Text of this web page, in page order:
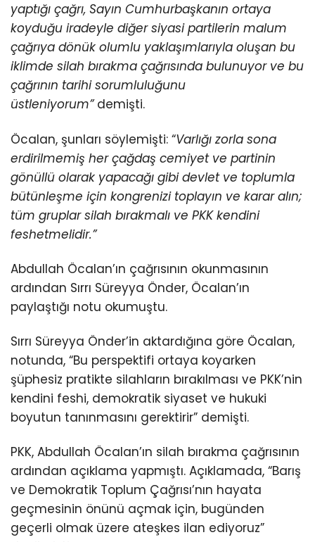
yaptığı çağrı, Sayın Cumhurbaşkanın ortaya
koyduğu iradeyle diğersiyasi partilerin malum
çağrıya dönük olumlu yaklaşımlarıyla oluşan bu
iklimde silah bırakma çağrısında bulunuyor ve bu
çağrının tarihi sorumluluğunu
üstleniyorum”demişti.
Öcalan, şunları söylemişti: “Varlığı zorla sona
erdirilmemiş her çağdaş cemiyet ve partinin
gönüllü olarak yapacağı gibidevlet ve toplumla
bütünleşme için kongrenizi toplayın ve karar alın;
tüm gruplar silah bırakmalı ve PKK kendini
feshetmelidir.”
Abdullah Öcalan’ın çağrısının okunmasının
ardından Sırrı Süreyya Önder, Öcalan’ın
paylaştığı notu okumuştu.
Sırrı Süreyya Önder’in aktardığına göre Öcalan,
notunda, “Bu perspektifi ortaya koyarken
şüphesiz pratikte silahların bırakılması ve PKK’nin
kendini feshi, demokratik siyaset ve hukuki
boyutun tanınmasını gerektirir” demişti.
PKK, Abdullah Öcalan’ın silah bırakma çağrısının
ardından açıklama yapmıştı. Açıklamada, “Barış
ve Demokratik Toplum Çağrısı’nın hayata
geçmesinin önünü açmak için, bugünden
geçerli olmak üzere ateşkes ilan ediyoruz”